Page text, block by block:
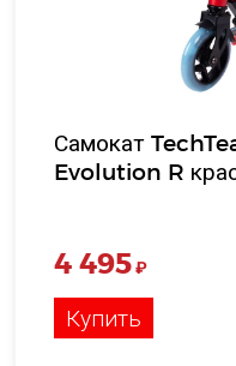
Самокат
Evolution R
4 495₽
Купить